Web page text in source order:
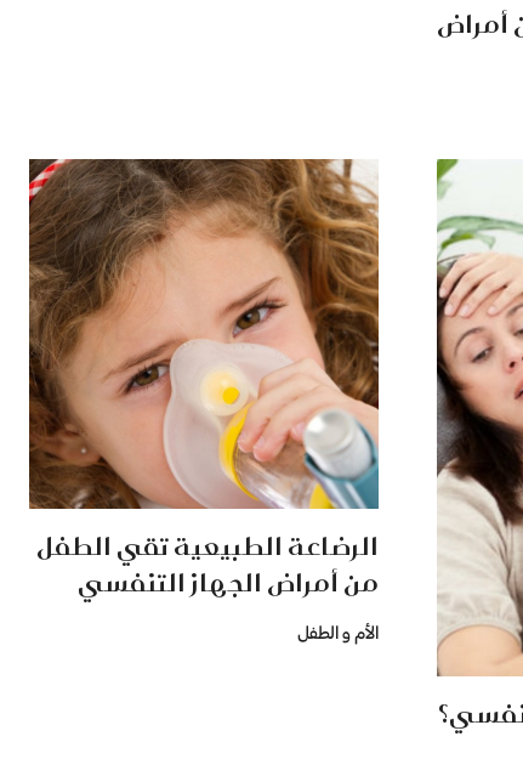
أمراض
الرضاعة الطبيعية تقي الطفل
من أمراض الجهاز التنفسي
الأم و الطفل